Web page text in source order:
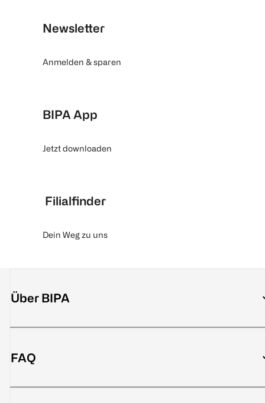
Newsletter
Anmelden & sparen
BIPA App
Jetzt downloaden
Filialfinder
Dein Weg zu uns
Über BIPA
FAQ